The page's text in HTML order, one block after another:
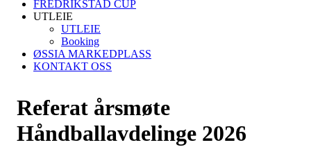
FREDRIKSTAD CUP
UTLEIE
UTLEIE
Booking
ØSSIA MARKEDPLASS
KONTAKT OSS
Referat årsmøte
Håndballavdelinge 2026